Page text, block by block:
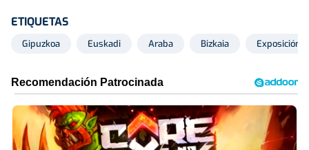
ETIQUETAS
Gipuzkoa Euskadi Araba Bizkaia Exposición